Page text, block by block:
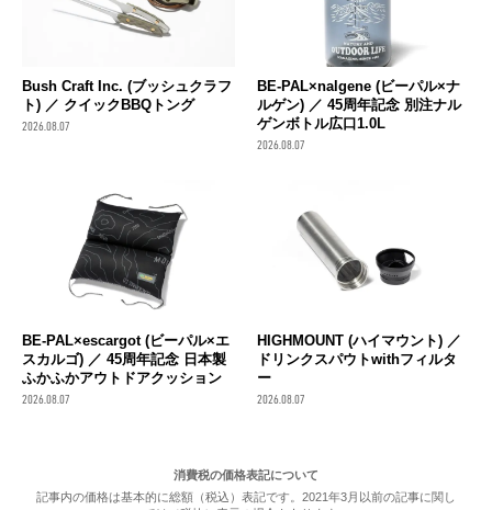
Bush Craft Inc. (ブッシュクラフ
ト) ／ クイックBBQトング
2026.08.07
BE-PAL×nalgene (ビーパル×ナ
ルゲン) ／ 45周年記念 別注ナル
ゲンボトル広口1.0L
2026.08.07
BE-PAL×escargot (ビーパル×エ
スカルゴ) ／ 45周年記念 日本製
ふかふかアウトドアクッション
2026.08.07
HIGHMOUNT (ハイマウント) ／
ドリンクスパウトwithフィルタ
ー
2026.08.07
消費税の価格表記について
記事内の価格は基本的に総額（税込）表記です。2021年3月以前の記事に関し